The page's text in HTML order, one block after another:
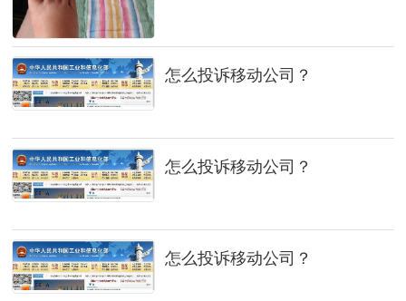
怎么投诉移动公司？
怎么投诉移动公司？
怎么投诉移动公司？